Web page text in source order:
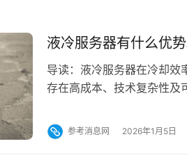
液冷服务器有什么优
导读：液冷服务器在冷却效
存在高成本、技术复杂性及
势： 1. 高效率冷却：采用
率。相比传统风冷散热方式
参考消息网 2026年1月5日